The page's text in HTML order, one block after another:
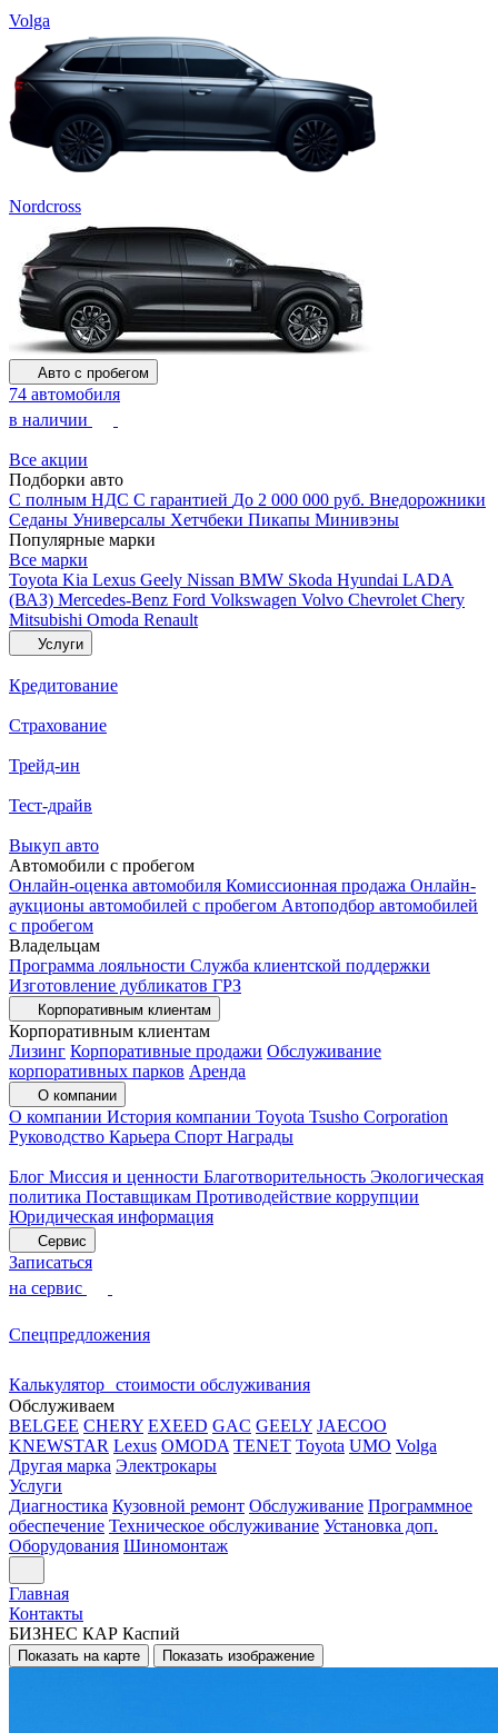
Volga
Nordcross
Авто с пробегом
74 автомобиля
в наличии
Все акции
Подборки авто
С полным НДС С гарантией До 2 000 000 руб. Внедорожники
Седаны Универсалы Хетчбеки Пикапы Минивэны
Популярные марки
Все марки
Toyota Kia Lexus Geely Nissan BMW Skoda Hyundai LADA
(ВАЗ) Mercedes-Benz Ford Volkswagen Volvo Chevrolet Chery
Mitsubishi Omoda Renault
Услуги
Кредитование
Страхование
Трейд-ин
Тест-драйв
Выкуп авто
Автомобили с пробегом
Онлайн-оценка автомобиля Комиссионная продажа Онлайн-
аукционы автомобилей с пробегом Автоподбор автомобилей
с пробегом
Владельцам
Программа лояльности Служба клиентской поддержки
Изготовление дубликатов ГРЗ
Корпоративным клиентам
Корпоративным клиентам
Лизинг Корпоративные продажи Обслуживание
корпоративных парков Аренда
О компании
О компании История компании Toyota Tsusho Corporation
Руководство Карьера Спорт Награды
Блог Миссия и ценности Благотворительность Экологическая
политика Поставщикам Противодействие коррупции
Юридическая информация
Сервис
Записаться
на сервис
Спецпредложения
Калькулятор стоимости обслуживания
Обслуживаем
BELGEE CHERY EXEED GAC GEELY JAECOO
KNEWSTAR Lexus OMODA TENET Toyota UMO Volga
Другая марка Электрокары
Услуги
Диагностика Кузовной ремонт Обслуживание Программное
обеспечение Техническое обслуживание Установка доп.
Оборудования Шиномонтаж
Главная
Контакты
БИЗНЕС КАР Каспий
Показать на карте Показать изображение